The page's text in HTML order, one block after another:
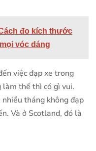
đo kích thước
vóc dáng
việc đạp xe trong
thế thì có gì vui.
tháng không đạp
Và ở Scotland, đó là